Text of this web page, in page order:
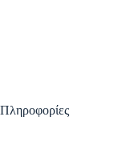
Πληροφορίες